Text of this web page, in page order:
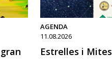
AGENDA
11.08.2026
Estrelles i Mites